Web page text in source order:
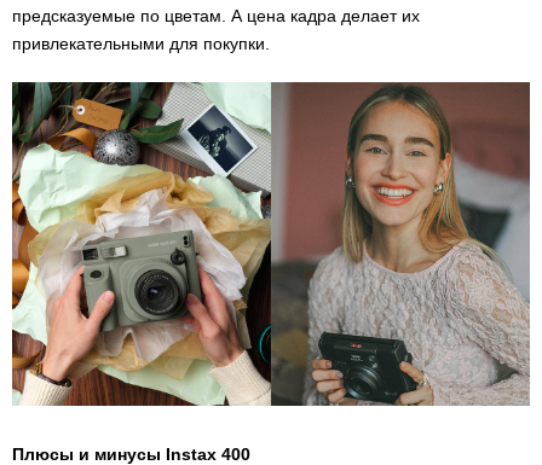
предсказуемые по цветам. А цена кадра делает их
привлекательными для покупки.
Плюсы и минусы Instax 400